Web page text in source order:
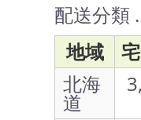
配送分類
地域
北海
道